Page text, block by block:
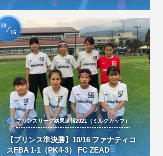
プリンスリーグ結果速報2021（ミルクカップ）
【プリンス準決勝】10/16 ファナティコ
スFBA 1-1（PK4-3） FC ZEAD
10
16